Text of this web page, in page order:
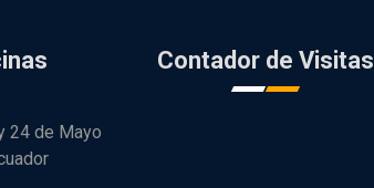
24 de Mayo
Contador de Visitas